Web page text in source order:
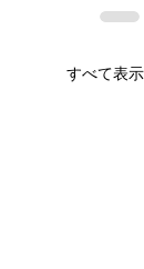
すべて表示